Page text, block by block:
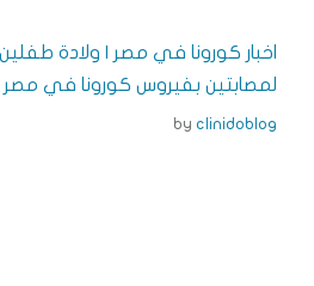
اخبار كورونا في مصر | ولادة طفلين
لمصابتين بفيروس كورونا في مصر
by clinidoblog